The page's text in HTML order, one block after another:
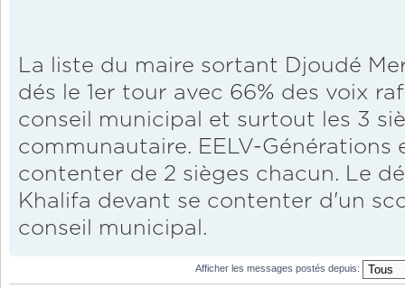
La liste du maire sortant Djoudé
dés le 1er tour avec 66% des voix
conseil municipal et surtout les 3
communautaire. EELV-Générations
contenter de 2 sièges chacun. Le
Khalifa devant se contenter d'un
conseil municipal.
Afficher les messages postés depuis: